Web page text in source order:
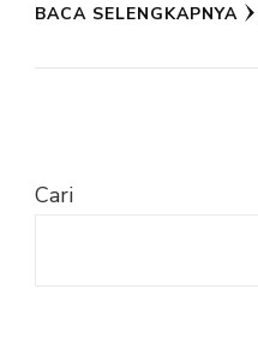
BACA SELENGKAPNYA
Cari